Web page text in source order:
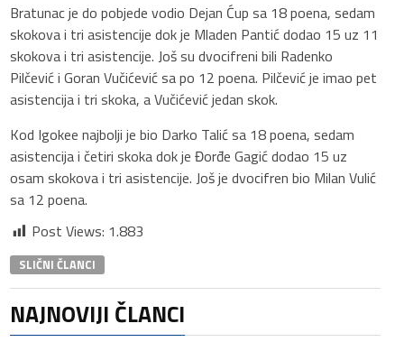
Bratunac je do pobjede vodio Dejan Ćup sa 18 poena, sedam
skokova i tri asistencije dok je Mladen Pantić dodao 15 uz 11
skokova i tri asistencije. Još su dvocifreni bili Radenko
Pilčević i Goran Vučićević sa po 12 poena. Pilčević je imao pet
asistencija i tri skoka, a Vučićević jedan skok.
Kod Igokee najbolji je bio Darko Talić sa 18 poena, sedam
asistencija i četiri skoka dok je Đorđe Gagić dodao 15 uz
osam skokova i tri asistencije. Još je dvocifren bio Milan Vulić
sa 12 poena.
Post Views: 1.883
SLIČNI ČLANCI
NAJNOVIJI ČLANCI